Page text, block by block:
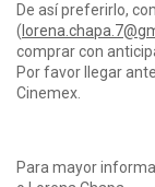
De así preferirlo,
(
comprar con
Por favor llegar
Cinemex.
Para mayor